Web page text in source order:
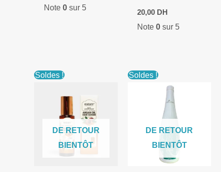
Note 0sur 5
20,00 DH
Note0 sur 5
Soldes !
DE RETOUR
BIENTÔT
Soldes !
DE RETOUR
BIENTÔT